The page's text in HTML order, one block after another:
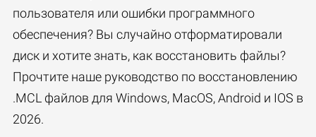
пользователя или ошибки программного
обеспечения? Вы случайно отформатировали
диск и хотите знать, как восстановить файлы?
Прочтите наше руководство по восстановлению
.MCL файлов для Windows, MacOS, Android и IOS в
2026.